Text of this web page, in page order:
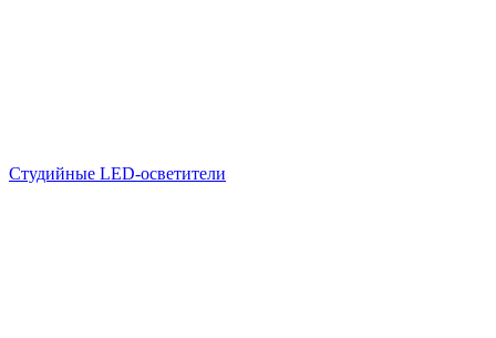
Студийные LED-осветители